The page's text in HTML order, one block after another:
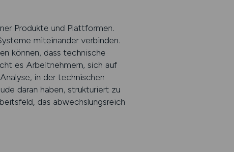
Produkte und Plattformen.
miteinander verbinden.
können, dass technische
es Arbeitnehmern, sich auf
in der technischen
daran haben, strukturiert zu
das abwechslungsreich